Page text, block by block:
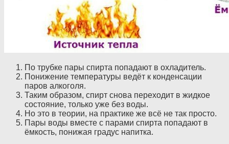
По трубке пары спирта попадают в охладитель.
Понижение температуры ведёт к конденсации
паров алкоголя.
Таким образом, спирт снова переходит в жидкое
состояние, только уже без воды.
Но это в теории, на практике же всё не так просто.
Пары воды вместе с парами спирта попадают в
ёмкость, понижая градус напитка.